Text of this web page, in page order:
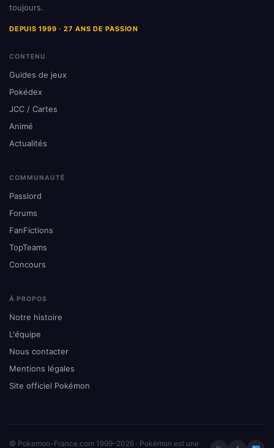
toujours.
DEPUIS 1999 · 27 ANS DE PASSION
CONTENU
Guides de jeux
Pokédex
JCC / Cartes
Animé
Actualités
COMMUNAUTÉ
Passlord
Forums
FanFictions
TopTeams
Concours
À PROPOS
Notre histoire
L'équipe
Nous contacter
Mentions légales
Site officiel Pokémon
© Pokemon-France.com 1999–2026 · Pokémon est une